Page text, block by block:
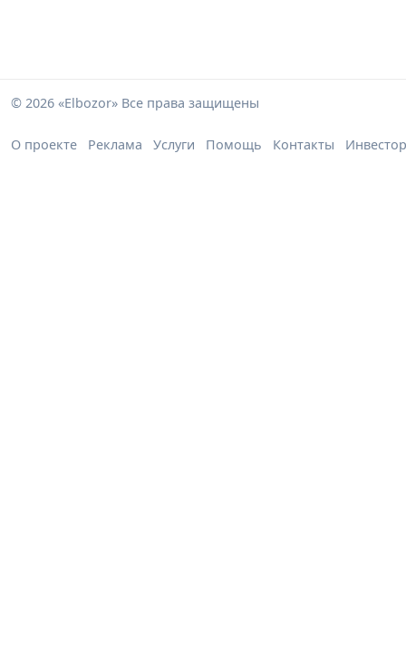
© 2026 «Elbozor» Все права защищены
О проекте Реклама Услуги Помощь Контакты